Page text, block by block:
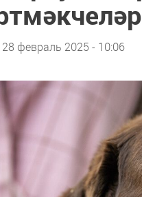
28 февраль 2025 - 10:06